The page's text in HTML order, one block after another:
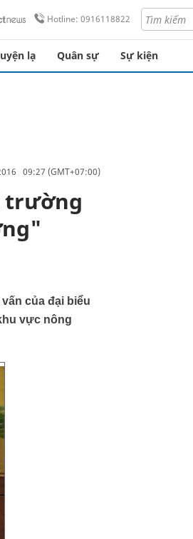
Hotline: 0916118822
lạ Quân sự Sự kiện
09:27 (GMT+07:00)
trường
của đại biểu
vực nông